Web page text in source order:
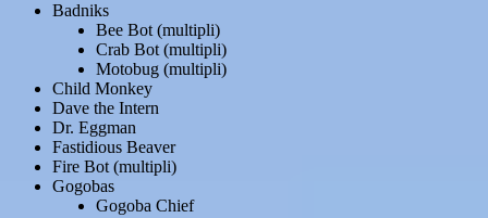
Badniks
Bee Bot (multipli)
Crab Bot (multipli)
Motobug (multipli)
Child Monkey
Dave the Intern
Dr. Eggman
Fastidious Beaver
Fire Bot (multipli)
Gogobas
Gogoba Chief